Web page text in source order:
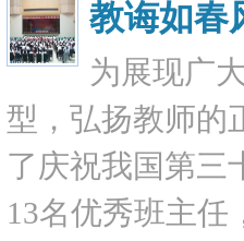
教诲如春
为展现广
型，弘扬教师的
了庆祝我国第三
13名优秀班主任